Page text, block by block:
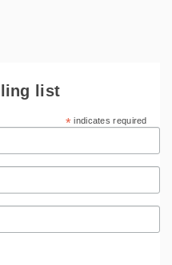
list
* indicates required